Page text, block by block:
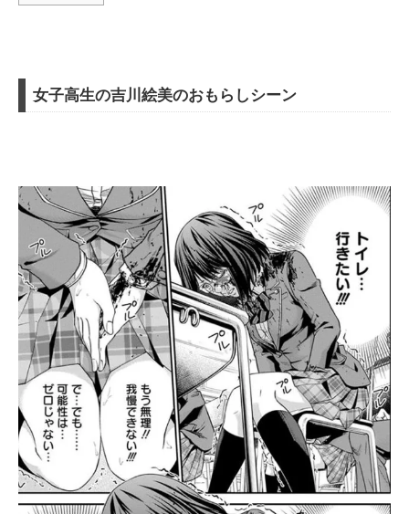
女子高生の吉川絵美のおもらしシーン